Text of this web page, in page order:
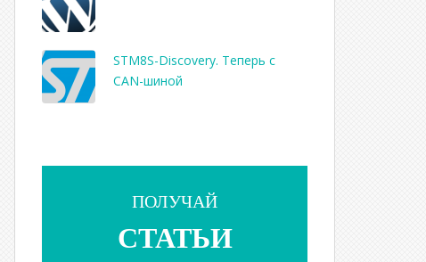
STM8S-Discovery. Теперь с
CAN-шиной
ПОЛУЧАЙ
СТАТЬИ